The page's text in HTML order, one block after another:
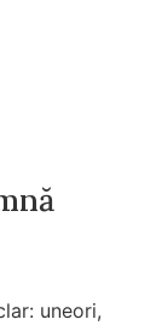
uneori,